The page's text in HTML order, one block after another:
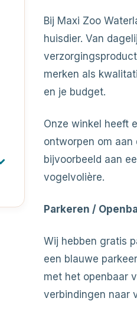
Bij Maxi Zoo
huisdier. Van
merken als
en je budget.
Onze winkel heeft
ontworpen om aan
bijvoorbeeld aan
vogelvolière.
Parkeren /
Wij hebben gratis
een blauwe
met het openbaar
verbindingen naar